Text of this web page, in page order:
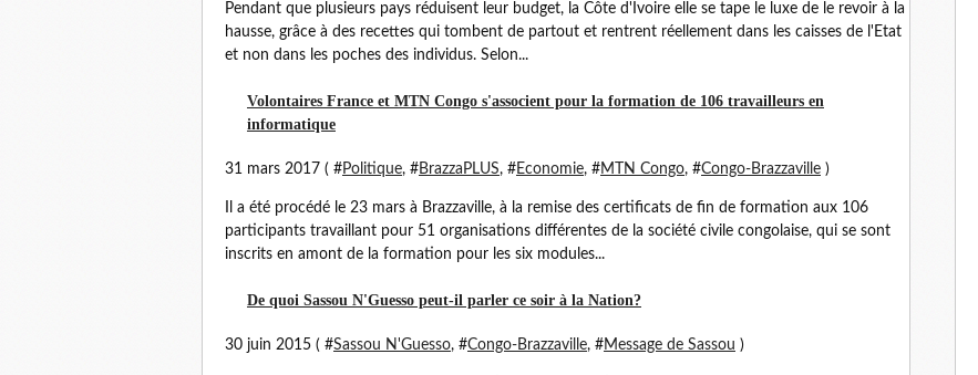
Pendant que plusieurs pays réduisent leur budget, la Côte d'Ivoire elle se tape le luxe de le revoir à la
hausse, grâce à des recettes qui tombent de partout et rentrent réellement dans les caisses de l'Etat
et non dans les poches des individus. Selon...
Volontaires France et MTN Congo s'associent pour la formation de 106 travailleurs en
informatique
31 mars 2017 ( #Politique, #BrazzaPLUS, #Economie, #MTN Congo, #Congo-Brazzaville )
Il a été procédé le 23 mars à Brazzaville, à la remise des certificats de fin de formation aux 106
participants travaillant pour 51 organisations différentes de la société civile congolaise, qui se sont
inscrits en amont de la formation pour les six modules...
De quoi Sassou N'Guesso peut-il parler ce soir à la Nation?
30 juin 2015 ( #Sassou N'Guesso, #Congo-Brazzaville, #Message de Sassou )